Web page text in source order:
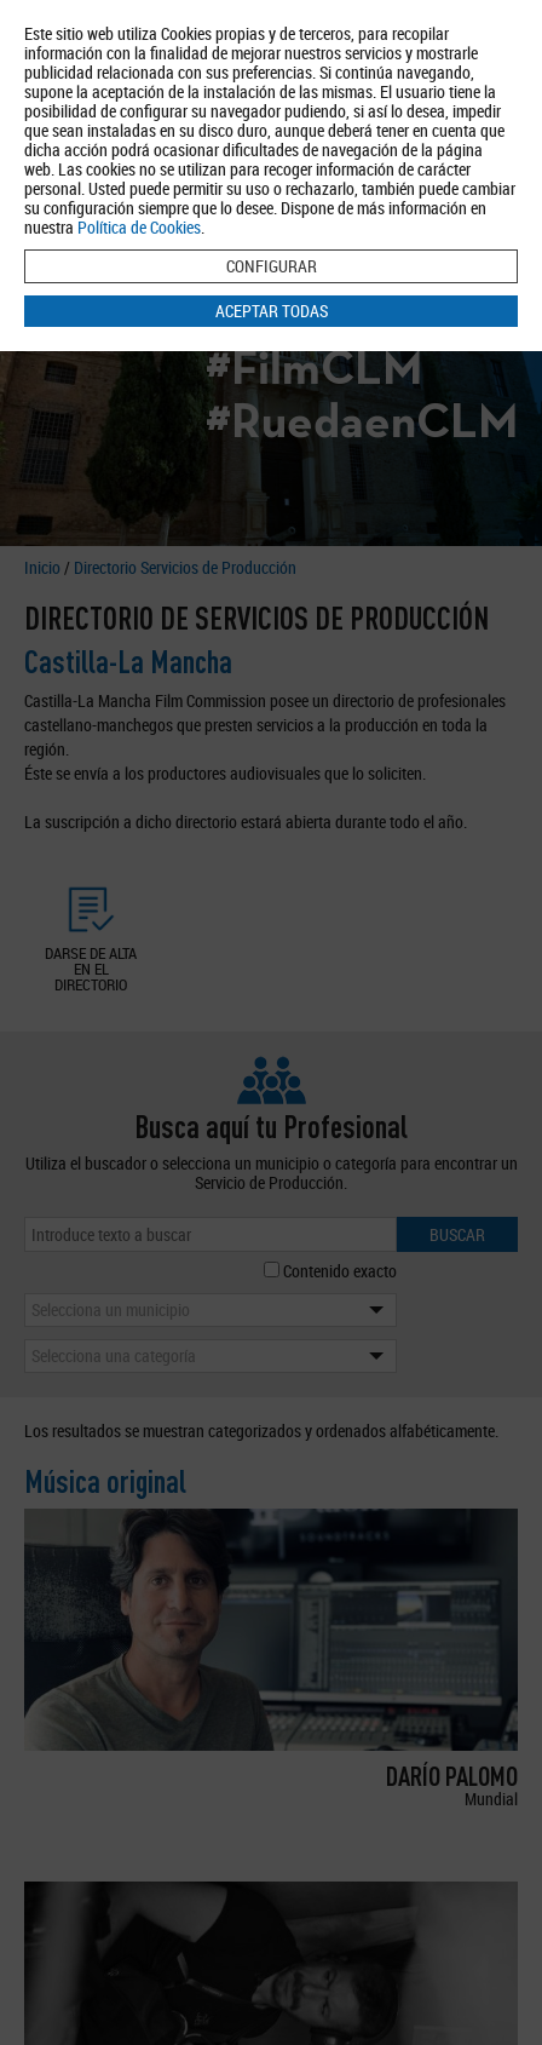
Este sitio web utiliza Cookies propias y de terceros, para recopilar
información con la finalidad de mejorar nuestros servicios y mostrarle
publicidad relacionada con sus preferencias. Si continúa navegando,
supone la aceptación de la instalación de las mismas. El usuario tiene la
posibilidad de configurar su navegador pudiendo, si así lo desea, impedir
que sean instaladas en su disco duro, aunque deberá tener en cuenta que
dicha acción podrá ocasionar dificultades de navegación de la página
web. Las cookies no se utilizan para recoger información de carácter
personal. Usted puede permitir su uso o rechazarlo, también puede cambiar
su configuración siempre que lo desee. Dispone de más información en
nuestra Política de Cookies.
CONFIGURAR
ACEPTAR TODAS
Quiénes somos Turismo Política de Privacidad Aviso Legal
Política de Cookies
BUSCAR
#FilmCLM
#RuedaenCLM
Inicio / Directorio Servicios de Producción
DIRECTORIO DE SERVICIOS DE PRODUCCIÓN
Castilla-La Mancha
Castilla-La Mancha Film Commission posee un directorio de profesionales
castellano-manchegos que presten servicios a la producción en toda la
región.
Éste se envía a los productores audiovisuales que lo soliciten.
La suscripción a dicho directorio estará abierta durante todo el año.
DARSE DE ALTA
EN EL
DIRECTORIO
Busca aquí tu Profesional
Utiliza el buscador o selecciona un municipio o categoría para encontrar un
Servicio de Producción.
BUSCAR
Contenido exacto
Selecciona un municipio
Selecciona una categoría
Los resultados se muestran categorizados y ordenados alfabéticamente.
Música original
DARÍO PALOMO
Mundial